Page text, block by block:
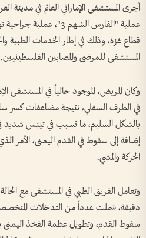
أجرى المستشفى الإماراتي العائم في مدينة
عملية "الفارس الشهم 3"،
قطاع غزة، وذلك في إطار الخدمات الطبية
المستشفى للمرضى والمصابين الفلسطينيين.
وكان المريض، الموجود حالياً في المستشفى
في الطرف السفلي، نتيجة مضاعفات كسر
بالشكل السليم، ما تسبب في تيبّس شديد
إضافة إلى سقوط في القدم اليمنى، الأمر
الحركة والمشي.
وتعامل الفريق الطبي في المستشفى مع
دقيقة، شملت عدداً من التدخلات
سقوط القدم، وتطويل عظمة الفخذ